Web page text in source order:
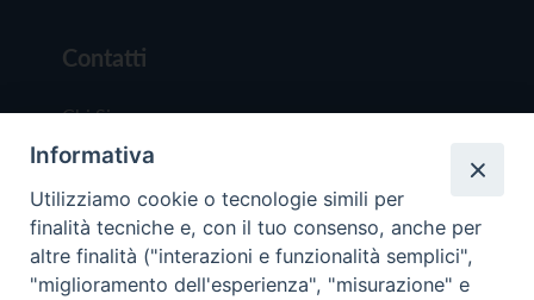
Contatti
Chi Siamo
Redazione
Scrivici
Informativa
Utilizziamo cookie o tecnologie simili per
finalità tecniche e, con il tuo consenso, anche per
altre finalità ("interazioni e funzionalità semplici",
"miglioramento dell'esperienza", "misurazione" e